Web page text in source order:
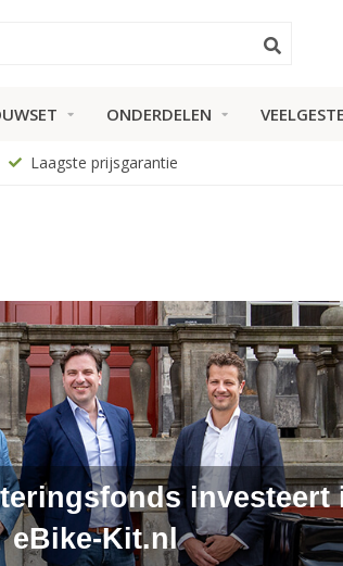
ONDERDELEN
Laagste prijsgarantie
investeert
eBike-Kit.nl